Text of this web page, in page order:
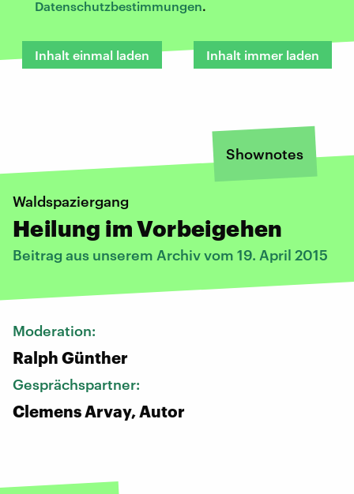
Datenschutzbestimmungen.
Inhalt einmal laden Inhalt immer laden
Shownotes
Waldspaziergang
Heilung im Vorbeigehen
Beitrag aus unserem Archiv vom 19. April 2015
Moderation:
Ralph Günther
Gesprächspartner:
Clemens Arvay, Autor